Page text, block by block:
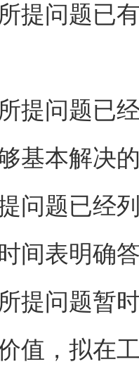
提问题已
问题已经
基本解决
问题已经
间表明确
问题暂时
值，拟在